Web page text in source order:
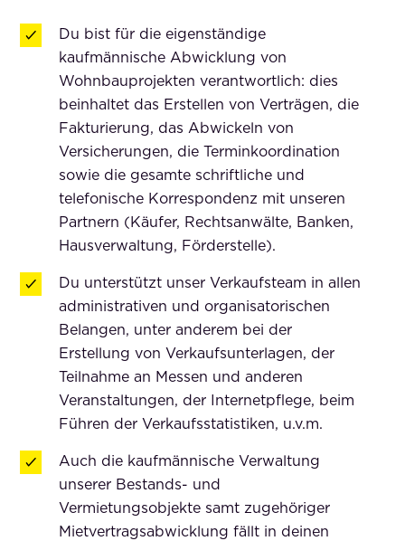
Du bist für die eigenständige
kaufmännische Abwicklung von
Wohnbauprojekten verantwortlich: dies
beinhaltet das Erstellen von Verträgen, die
Fakturierung, das Abwickeln von
Versicherungen, die Terminkoordination
sowie die gesamte schriftliche und
telefonische Korrespondenz mit unseren
Partnern (Käufer, Rechtsanwälte, Banken,
Hausverwaltung, Förderstelle).
Du unterstützt unser Verkaufsteam in allen
administrativen und organisatorischen
Belangen, unter anderem bei der
Erstellung von Verkaufsunterlagen, der
Teilnahme an Messen und anderen
Veranstaltungen, der Internetpflege, beim
Führen der Verkaufsstatistiken, u.v.m.
Auch die kaufmännische Verwaltung
unserer Bestands- und
Vermietungsobjekte samt zugehöriger
Mietvertragsabwicklung fällt in deinen